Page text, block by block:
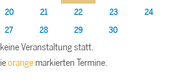
20 21 22 23
24
27 28 29 30
Veranstaltung statt.
orange markierten Termine.